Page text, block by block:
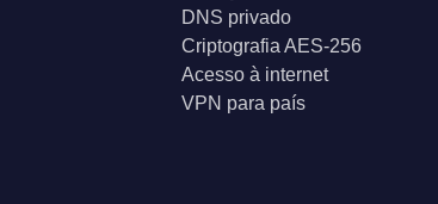
DNS privado
Criptografia AES-256
Acesso à internet
VPN para país